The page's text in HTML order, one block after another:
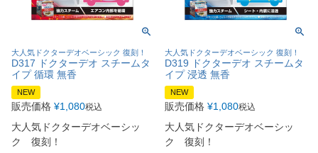
大人気ドクターデオベーシック 復刻！
D317 ドクターデオ スチームタ
イプ 循環 無香
NEW
販売価格 ¥1,080税込
大人気ドクターデオベーシッ
ク 復刻！
大人気ドクターデオベーシック 復刻！
D319 ドクターデオ スチームタ
イプ 浸透 無香
NEW
販売価格 ¥1,080税込
大人気ドクターデオベーシッ
ク 復刻！